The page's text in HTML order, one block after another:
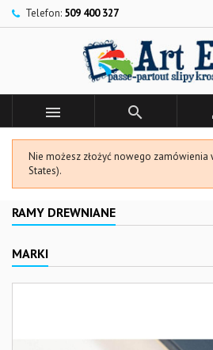
Telefon: 509 400 327
 
Nie możesz złożyć nowego zamówienia
States).
RAMY DREWNIANE
MARKI